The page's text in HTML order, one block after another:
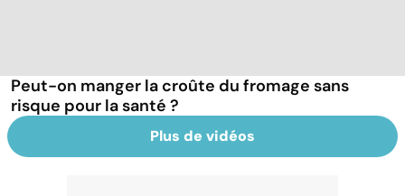
Peut-on manger la croûte du fromage sans
risque pour la santé ?
Plus de vidéos